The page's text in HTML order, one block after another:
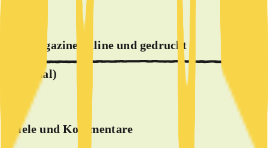
alle Magazine online und gedruckt
(optional)
Spiele und Kommentare